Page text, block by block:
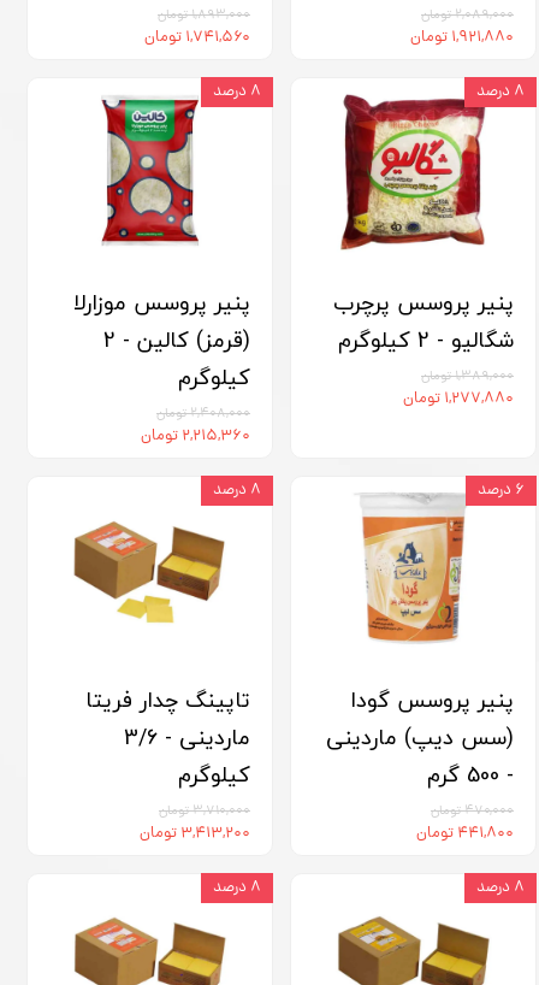
۲,۰۸۹,۰۰۰ تومان
۱,۹۲۱,۸۸۰ تومان
۱,۸۹۳,۰۰۰ تومان
۱,۷۴۱,۵۶۰ تومان
پنیر پروسس پرچرب
شگالیو - 2 کیلوگرم
۱,۳۸۹,۰۰۰ تومان
۱,۲۷۷,۸۸۰ تومان
۸ درصد
پنیر پروسس موزارلا
(قرمز) کالین - 2
کیلوگرم
۲,۴۰۸,۰۰۰ تومان
۲,۲۱۵,۳۶۰ تومان
۸ درصد
پنیر پروسس گودا
(سس دیپ) ماردینی
- 500 گرم
۴۷۰,۰۰۰ تومان
۴۴۱,۸۰۰ تومان
۶ درصد
تاپینگ چدار فریتا
ماردینی - 3/6
کیلوگرم
۳,۷۱۰,۰۰۰ تومان
۳,۴۱۳,۲۰۰ تومان
۸ درصد
۸ درصد ۸ درصد